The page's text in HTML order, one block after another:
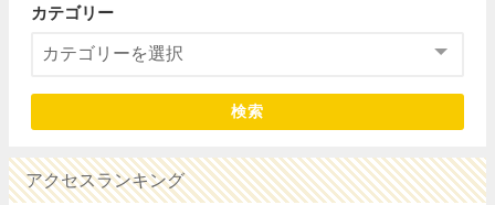
カテゴリー
検索
アクセスランキング